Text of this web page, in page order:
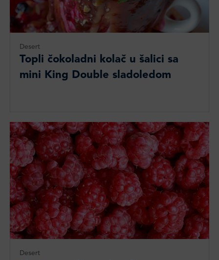
Desert
Topli čokoladni kolač u šalici sa
mini King Double sladoledom
Desert